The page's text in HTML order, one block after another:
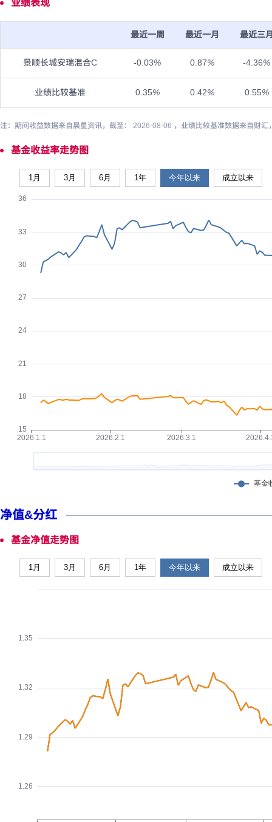
业绩表现
最近一周 最近一月 最近三
景顺长城安瑞混合C -0.03% 0.87% -4.36%
业绩比较基准 0.35% 0.42% 0.55%
注：期间收益数据来自晨星资讯，截至： 2026-08-06 ，业绩比较基准数据来自财
基金收益率走势图
1月 3月 6月 1年 今年以来 成立以来
净值&分红
基金净值走势图
1月 3月 6月 1年 今年以来 成立以来